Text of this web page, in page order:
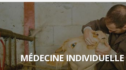
MÉDECINE